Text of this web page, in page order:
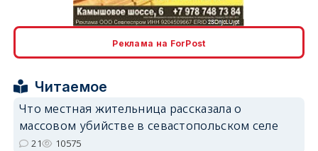
Реклама на ForPost
Читаемое
Что местная жительница рассказала о
массовом убийстве в севастопольском селе
21 10575